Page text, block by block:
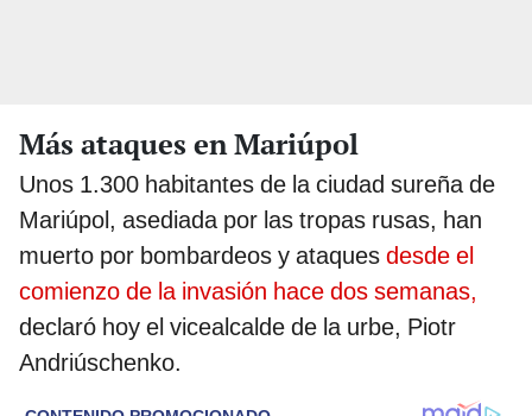
Más ataques en Mariúpol
Unos 1.300 habitantes de la ciudad sureña de
Mariúpol, asediada por las tropas rusas, han
muerto por bombardeos y ataques desde el
comienzo de la invasión hace dos semanas,
declaró hoy el vicealcalde de la urbe, Piotr
Andriúschenko.